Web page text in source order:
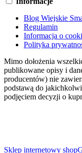
Blog Wiejskie
Regulamin
Informacja o
Polityka
Mimo dołożenia
publikowane opisy i
producentów) nie
podstawą do
podjęciem decyzji o
Sklep internetowy